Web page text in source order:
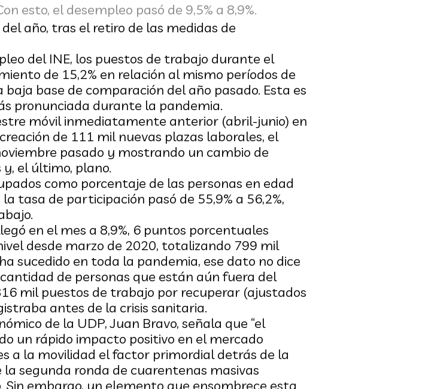
esto, el desempleo pasó de 9,5% a 8,9%.
año, tras el retiro de las medidas de
del INE, los puestos de trabajo durante el
de 15,2% en relación al mismo períodos de
base de comparación del año pasado. Esta es
pronunciada durante la pandemia.
móvil inmediatamente anterior (abril-junio) en
de 111 mil nuevas plazas laborales, el
pasado y mostrando un cambio de
el último, plano.
como porcentaje de las personas en edad
tasa de participación pasó de 55,9% a 56,2%,
en el mes a 8,9%, 6 puntos porcentuales
desde marzo de 2020, totalizando 799 mil
sucedido en toda la pandemia, ese dato no dice
de personas que están aún fuera del
mil puestos de trabajo por recuperar (ajustados
antes de la crisis sanitaria.
de la UDP, Juan Bravo, señala que “el
un rápido impacto positivo en el mercado
a la movilidad el factor primordial detrás de la
segunda ronda de cuarentenas masivas
embargo, un elemento que ensombrece esta